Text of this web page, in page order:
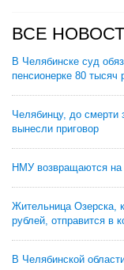
ВСЕ
В Челябинске суд
пенсионерке 80 тысяч
Челябинцу, до смерти
вынесли приговор
НМУ возвращаются
Жительница Озерска,
рублей, отправится в
В Челябинской